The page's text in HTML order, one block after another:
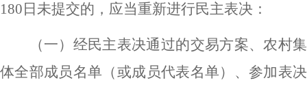
180 日未提交的，应当重新进行民主表决：
（一）经民主表决通过的交易方案、农村集
体全部成员名单（或成员代表名单）、参加表决